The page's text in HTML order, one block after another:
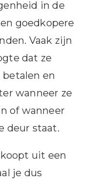
in de
goedkopere
Vaak zijn
dat ze
en
wanneer ze
of wanneer
deur staat.
uit een
je dus